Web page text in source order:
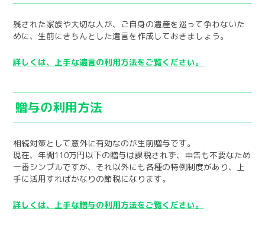
残された家族や大切な人が、ご自身の遺産を巡って争わないた
めに、生前にきちんとした遺言を作成しておきましょう。
詳しくは、上手な遺言の利用方法をご覧ください。
贈与の利用方法
相続対策として意外に有効なのが生前贈与です。
現在、年間110万円以下の贈与は課税されず、申告も不要なため
一番シンプルですが、それ以外にも各種の特例制度があり、上
手に活用すればかなりの節税になります。
詳しくは、上手な贈与の利用方法をご覧ください。